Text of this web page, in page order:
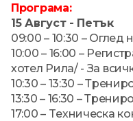
Програма:
15 Август - Петък
09:00 – 10:30 – Оглед
10:00 – 16:00 –
хотел Рила/ - За
10:30 – 13:30 –
13:30 – 16:30 –
17:00 – Tехническа